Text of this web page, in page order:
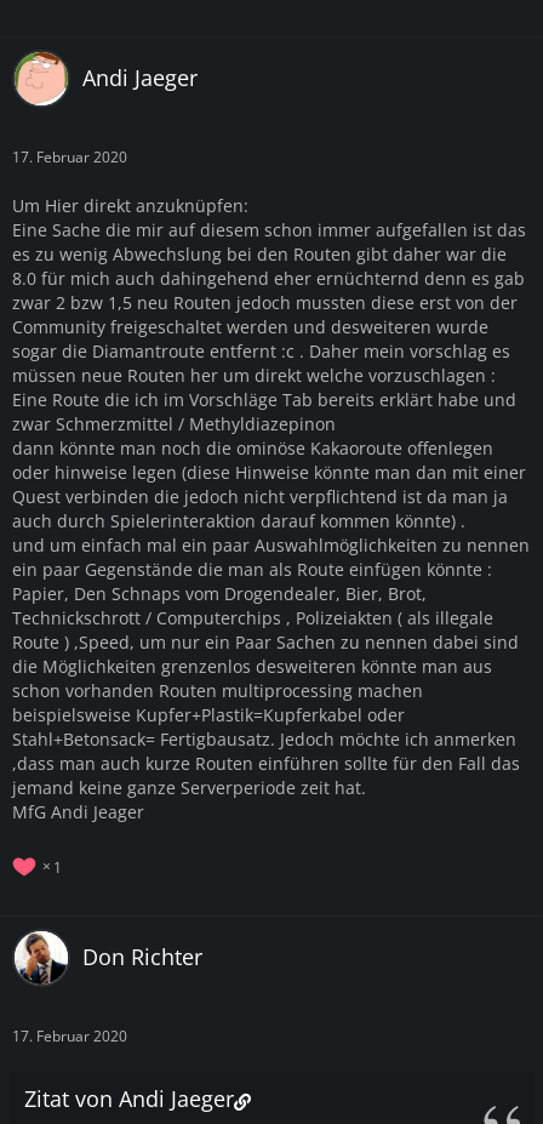
Andi Jaeger
17. Februar 2020
Um Hier direkt anzuknüpfen:
Eine Sache die mir auf diesem schon immer aufgefallen ist das
es zu wenig Abwechslung bei den Routen gibt daher war die
8.0 für mich auch dahingehend eher ernüchternd denn es gab
zwar 2 bzw 1,5 neu Routen jedoch mussten diese erst von der
Community freigeschaltet werden und desweiteren wurde
sogar die Diamantroute entfernt :c . Daher mein vorschlag es
müssen neue Routen her um direkt welche vorzuschlagen :
Eine Route die ich im Vorschläge Tab bereits erklärt habe und
zwar Schmerzmittel / Methyldiazepinon
dann könnte man noch die ominöse Kakaoroute offenlegen
oder hinweise legen (diese Hinweise könnte man dan mit einer
Quest verbinden die jedoch nicht verpflichtend ist da man ja
auch durch Spielerinteraktion darauf kommen könnte) .
und um einfach mal ein paar Auswahlmöglichkeiten zu nennen
ein paar Gegenstände die man als Route einfügen könnte :
Papier, Den Schnaps vom Drogendealer, Bier, Brot,
Technickschrott / Computerchips , Polizeiakten ( als illegale
Route ) ,Speed, um nur ein Paar Sachen zu nennen dabei sind
die Möglichkeiten grenzenlos desweiteren könnte man aus
schon vorhanden Routen multiprocessing machen
beispielsweise Kupfer+Plastik=Kupferkabel oder
Stahl+Betonsack= Fertigbausatz. Jedoch möchte ich anmerken
,dass man auch kurze Routen einführen sollte für den Fall das
jemand keine ganze Serverperiode zeit hat.
MfG Andi Jeager
1
Don Richter
17. Februar 2020
Zitat von Andi Jaeger